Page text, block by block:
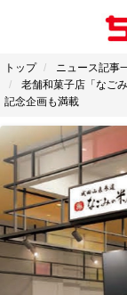
トップ
ニュース記事
老舗和菓子店「なご
記念企画も満載